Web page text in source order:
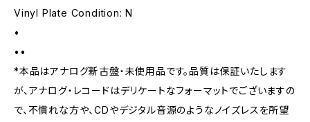
Vinyl Plate Condition: N
•
••
*本品はアナログ新古盤・未使用品です。品質は保証いたします
が、アナログ・レコードはデリケートなフォーマットでございますの
で、不慣れな方や、CDやデジタル音源のようなノイズレスを所望